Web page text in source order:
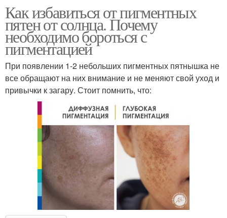
Как избавиться от пигментных
пятен от солнца. Почему
необходимо бороться с
пигментацией
При появлении 1-2 небольших пигментных пятнышка не
все обращают на них внимание и не меняют свой уход и
привычки к загару. Стоит помнить, что: